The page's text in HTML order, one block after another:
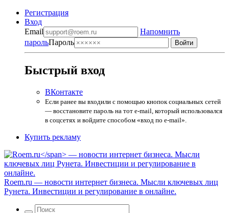
Регистрация
Вход
Email
Напомнить
парольПароль
Быстрый вход
ВКонтакте
Если ранее вы входили с помощью кнопок социальных сетей
— восстановите пароль на тот e-mail, который использовался
в соцсетях и войдите способом «вход по e-mail».
Купить рекламу
Roem.ru — новости интернет бизнеса. Мысли ключевых лиц
Рунета. Инвестиции и регулирование в онлайне.